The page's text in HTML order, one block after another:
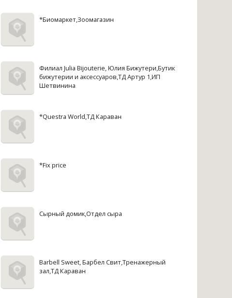
*Биомаркет,Зоомагазин
Филиал Julia Bijouterie, Юлия Бижутери,Бутик
бижутерии и аксессуаров,ТД Артур 1,ИП
Шетвинина
*Questra World,ТД Караван
*Fix price
Сырный домик,Отдел сыра
Barbell Sweet, Барбел Свит,Тренажерный
зал,ТД Караван